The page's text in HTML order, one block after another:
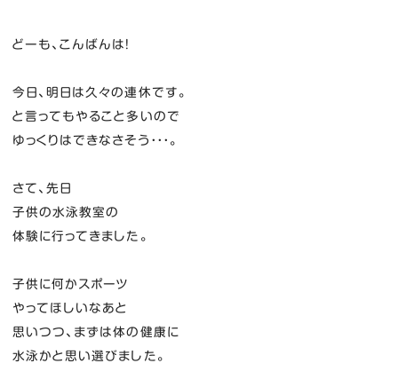
どーも、こんばんは！
今日、明日は久々の連休です。
と言ってもやること多いので
ゆっくりはできなさそう・・・。
さて、先日
子供の水泳教室の
体験に行ってきました。
子供に何かスポーツ
やってほしいなあと
思いつつ、まずは体の健康に
水泳かと思い選びました。